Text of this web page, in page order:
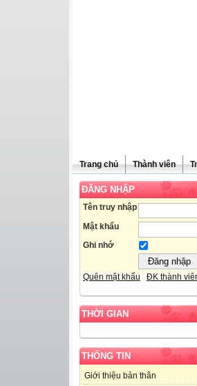
Trang chủ Thành viên
ĐĂNG NHẬP
Tên truy nhập
Mật khẩu
Ghi nhớ
Quên mật khẩu ĐK thành
THỜI GIAN
THÔNG TIN
Giới thiệu bản thân